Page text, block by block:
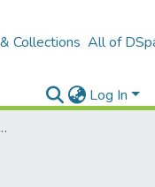
Collections All of
Log In
of the UL